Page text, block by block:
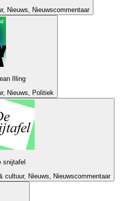
Nieuws, Nieuwscommentaar
Illing
Nieuws, Politiek
snijtafel
cultuur, Nieuws, Nieuwscommentaar